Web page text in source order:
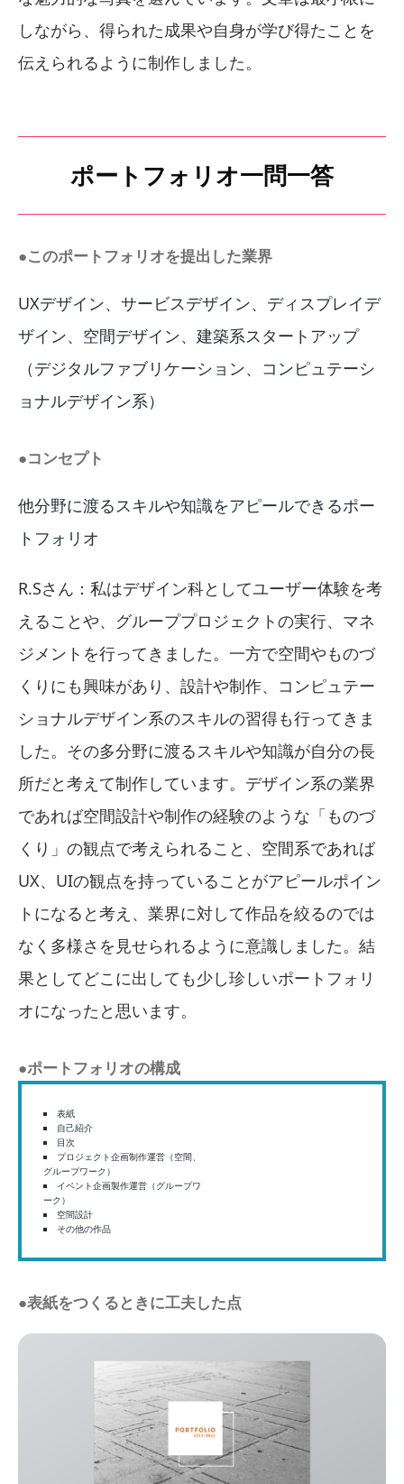
しながら、得られた成果や自身が学び得たことを
伝えられるように制作しました。
ポートフォリオ一問一答
●このポートフォリオを提出した業界
UXデザイン、サービスデザイン、ディスプレイデ
ザイン、空間デザイン、建築系スタートアップ
（デジタルファブリケーション、コンピュテーシ
ョナルデザイン系）
●コンセプト
他分野に渡るスキルや知識をアピールできるポー
トフォリオ
R.Sさん：私はデザイン科としてユーザー体験を考
えることや、グループプロジェクトの実行、マネ
ジメントを行ってきました。一方で空間やものづ
くりにも興味があり、設計や制作、コンピュテー
ショナルデザイン系のスキルの習得も行ってきま
した。その多分野に渡るスキルや知識が自分の長
所だと考えて制作しています。デザイン系の業界
であれば空間設計や制作の経験のような「ものづ
くり」の観点で考えられること、空間系であれば
UX、UIの観点を持っていることがアピールポイン
トになると考え、業界に対して作品を絞るのでは
なく多様さを見せられるように意識しました。結
果としてどこに出しても少し珍しいポートフォリ
オになったと思います。
●ポートフォリオの構成
表紙
自己紹介
目次
プロジェクト企画制作運営（空間、
グループワーク）
イベント企画製作運営（グループワ
ーク）
空間設計
その他の作品
●表紙をつくるときに工夫した点